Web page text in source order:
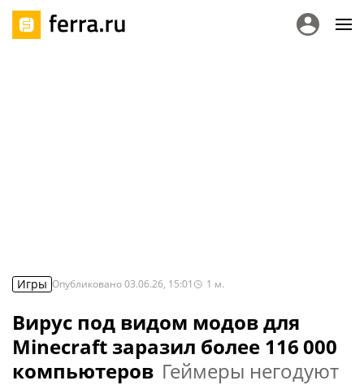
Игры Опубликовано03.06.26, 15:01 1 м.
Вирус под видом модов для
Minecraft заразил более 116 000
компьютеров Геймеры негодуют